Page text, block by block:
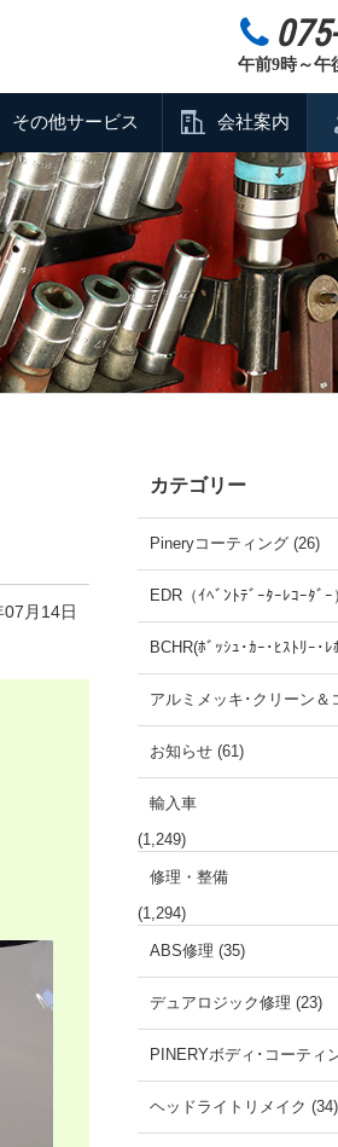
午前9時～
その他サービス 会社案内
07月14日
カテゴリー
Pineryコーティング (26)
EDR（ｲﾍﾞﾝﾄﾃﾞｰﾀｰﾚｺｰﾀﾞｰ
BCHR(ﾎﾞｯｼｭ･ｶｰ･ﾋｽﾄﾘｰ･
アルミメッキ･クリーン＆
お知らせ (61)
輸入車
(1,249)
修理・整備
(1,294)
ABS修理 (35)
デュアロジック修理 (23)
PINERYボディ･コーティ
ヘッドライトリメイク (34)